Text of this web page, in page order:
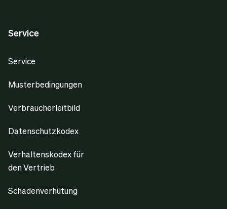
Service
Service
Musterbedingungen
Verbraucherleitbild
Datenschutzkodex
Verhaltenskodex für
den Vertrieb
Schadenverhütung